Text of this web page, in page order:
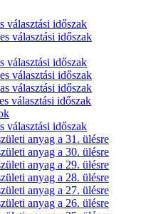
választási időszak
választási időszak
választási időszak
választási időszak
választási időszak
választási időszak
választási időszak
anyag a 31. ülésre
anyag a 30. ülésre
anyag a 29. ülésre
anyag a 28. ülésre
anyag a 27. ülésre
anyag a 26. ülésre